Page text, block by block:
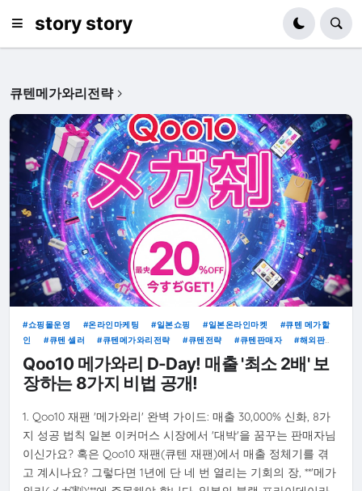
story story
큐텐메가와리전략
쇼핑몰운영 온라인마케팅 일본쇼핑 일본온라인마켓
큐텐 메가할
인
큐텐 셀러 큐텐메가와리전략 큐텐전략 큐텐판매자
해외판
매
QOO10재팬
Qoo10 메가와리 D-Day! 매출 '최소 2배' 보
장하는 8가지 비법 공개!
1. Qoo10 재팬 '메가와리' 완벽 가이드: 매출 30,000% 신화, 8가
지 성공 법칙 일본 이커머스 시장에서 '대박'을 꿈꾸는 판매자님
이신가요? 혹은 Qoo10 재팬(큐텐 재팬)에서 매출 정체기를 겪
고 계시나요? 그렇다면 1년에 단 네 번 열리는 기회의 장, **'메가